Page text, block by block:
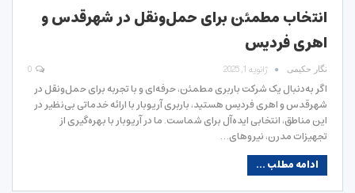
انتخاب مطمئن برای حمل‌ونقل در شهرقدس و
اهری فردیس
نگار حکیمی ژانویه 1, 2025
اگر به‌دنبال یک شرکت باربری مطمئن، حرفه‌ای و با تجربه برای حمل‌ونقل در
شهرقدس و اهری فردیس هستید، باربری آریوبار با ارائه خدماتی بی‌نظیر در
این مناطق، انتخابی ایده‌آل برای شماست. ما در آریوبار با بهره‌گیری از
تجهیزات مدرن، نیروهای…
ادامه مطلب ...